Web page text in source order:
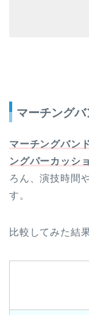
マーチング
マーチングバン
ングパーカッシ
ろん、演技時間
す。
比較してみた結